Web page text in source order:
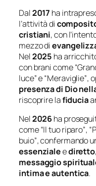
Dal2017 ha
l’attività di
cristiani, con
mezzo di
Nel2025 ha
con brani come
luce”e“Meraviglie”,
presenza di Dio
riscoprire lafiducia
Nel2026ha
come“Il tuo riparo”,
buio”, confermando
essenzialeediretto
messaggio
intima e autentica.